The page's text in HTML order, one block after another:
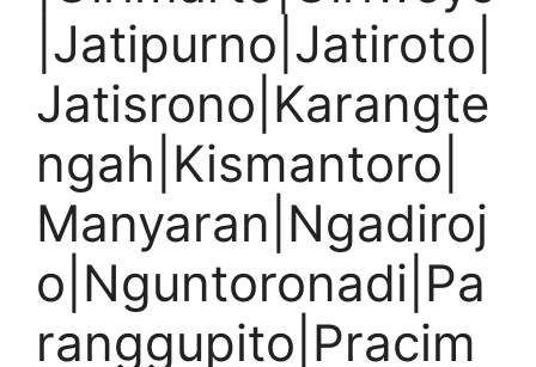
|Jatipurno|Jatiroto|
Jatisrono|Karangte
ngah|Kismantoro|
Manyaran|Ngadiroj
o|Nguntoronadi|Pa
ranggupito|Pracim